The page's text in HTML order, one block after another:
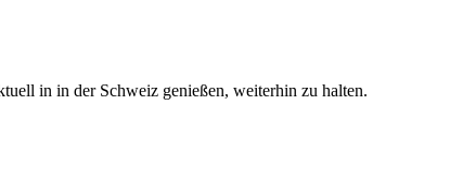
in in der Schweiz genießen, weiterhin zu halten.